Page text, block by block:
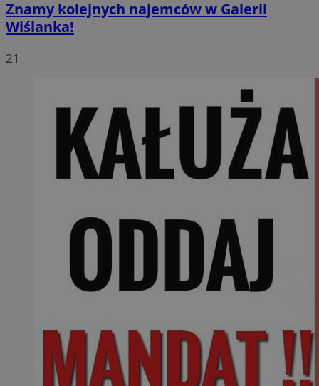
Znamy kolejnych najemców w Galerii
Wiślanka!
21